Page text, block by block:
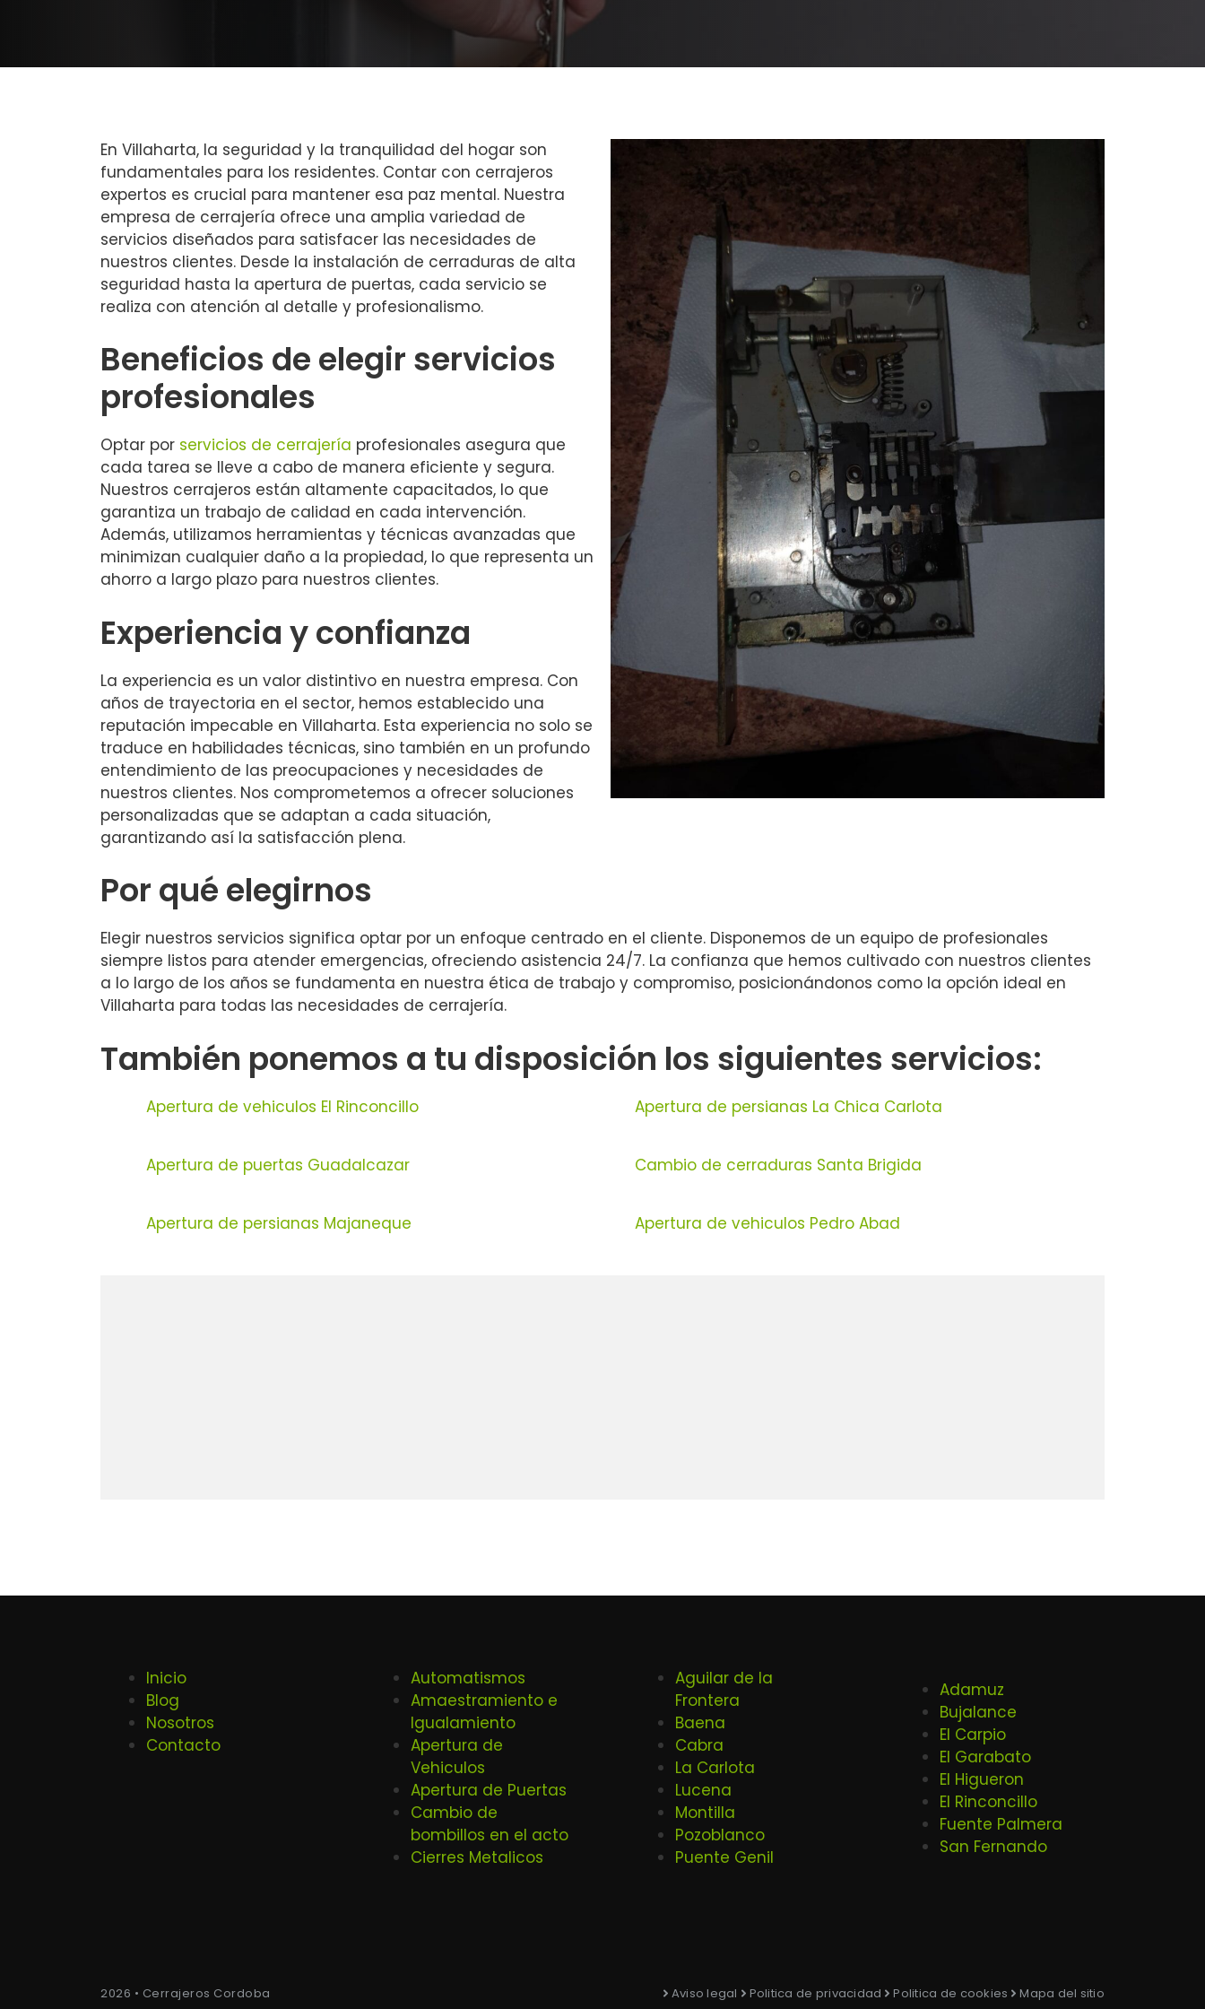
En Villaharta, la seguridad y la tranquilidad del hogar son
fundamentales para los residentes. Contar con cerrajeros
expertos es crucial para mantener esa paz mental. Nuestra
empresa de cerrajería ofrece una amplia variedad de
servicios diseñados para satisfacer las necesidades de
nuestros clientes. Desde la instalación de cerraduras de alta
seguridad hasta la apertura de puertas, cada servicio se
realiza con atención al detalle y profesionalismo.
Beneficios de elegir servicios
profesionales
Optar por servicios de cerrajería profesionales asegura que
cada tarea se lleve a cabo de manera eficiente y segura.
Nuestros cerrajeros están altamente capacitados, lo que
garantiza un trabajo de calidad en cada intervención.
Además, utilizamos herramientas y técnicas avanzadas que
minimizan cualquier daño a la propiedad, lo que representa un
ahorro a largo plazo para nuestros clientes.
Experiencia y confianza
La experiencia es un valor distintivo en nuestra empresa. Con
años de trayectoria en el sector, hemos establecido una
reputación impecable en Villaharta. Esta experiencia no solo se
traduce en habilidades técnicas, sino también en un profundo
entendimiento de las preocupaciones y necesidades de
nuestros clientes. Nos comprometemos a ofrecer soluciones
personalizadas que se adaptan a cada situación,
garantizando así la satisfacción plena.
Por qué elegirnos
Elegir nuestros servicios significa optar por un enfoque centrado en el cliente. Disponemos de un equipo de profesionales
siempre listos para atender emergencias, ofreciendo asistencia 24/7. La confianza que hemos cultivado con nuestros clientes
a lo largo de los años se fundamenta en nuestra ética de trabajo y compromiso, posicionándonos como la opción ideal en
Villaharta para todas las necesidades de cerrajería.
También ponemos a tu disposición los siguientes servicios:
Apertura de vehiculos El Rinconcillo Apertura de persianas La Chica Carlota
Apertura de puertas Guadalcazar Cambio de cerraduras Santa Brigida
Apertura de persianas Majaneque Apertura de vehiculos Pedro Abad
Inicio
Blog
Nosotros
Contacto
Automatismos
Amaestramiento e
Igualamiento
Apertura de
Vehiculos
Apertura de Puertas
Cambio de
bombillos en el acto
Cierres Metalicos
Aguilar de la
Frontera
Baena
Cabra
La Carlota
Lucena
Montilla
Pozoblanco
Puente Genil
Adamuz
Bujalance
El Carpio
El Garabato
El Higueron
El Rinconcillo
Fuente Palmera
San Fernando
2026 • Cerrajeros Cordoba Aviso legal Politica de privacidad Politica de cookies Mapa del sitio